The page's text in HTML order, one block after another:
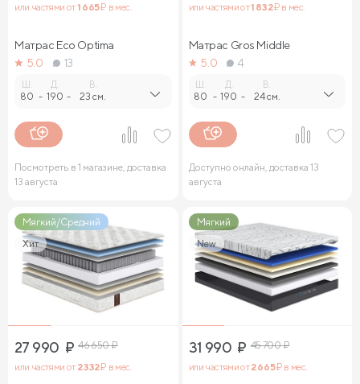
или частями от1 665₽ в мес.
Матрас Eco Optima
5.0
13
80 -
Д.
190 -
В.
23 см.
Посмотреть в 1 магазине, доставка
13 августа
или частями от1 832₽ в мес.
Матрас Gros Middle
5.0
4
80 -
Д.
190 -
В.
24 см.
Доступно онлайн, доставка 13
августа
Мягкий/Средний
Хит
27 990 ₽ 46 650₽
или частями от 2 332₽ в мес.
Мягкий
New
31 990 ₽ 45 700₽
или частями от2 665₽ в мес.